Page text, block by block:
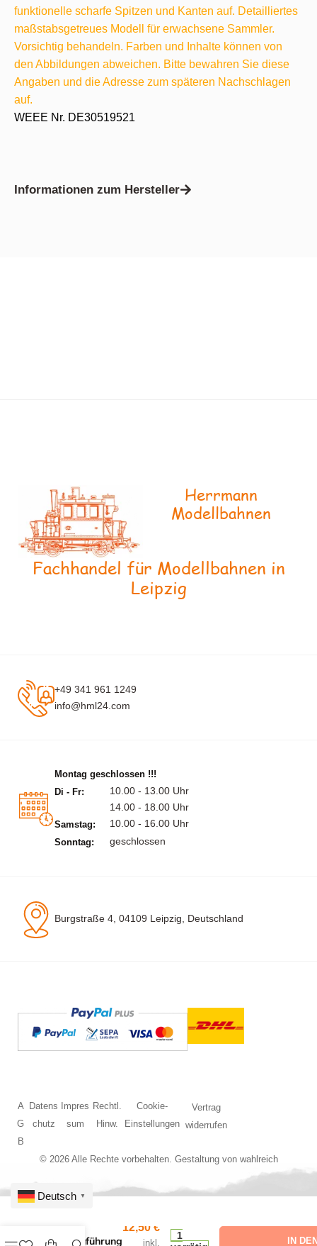
funktionelle scharfe Spitzen und Kanten auf. Detailliertes
maßstabsgetreues Modell für erwachsene Sammler.
Vorsichtig behandeln. Farben und Inhalte können von
den Abbildungen abweichen. Bitte bewahren Sie diese
Angaben und die Adresse zum späteren Nachschlagen
auf.
WEEE Nr. DE30519521
Informationen zum Hersteller
Herrmann
Modellbahnen
Fachhandel für Modellbahnen in
Leipzig
+49 341 961 1249
info@hml24.com
Montag geschlossen !!!
Di - Fr:
10.00 - 13.00 Uhr
14.00 - 18.00 Uhr
Samstag: 10.00 - 16.00 Uhr
Sonntag: geschlossen
Burgstraße 4, 04109 Leipzig, Deutschland
© 2026 Alle Rechte vorbehalten. Gestaltung von wahlreich
A
G
B
Datens
chutz
Impres
sum
Rechtl.
Hinw.
Cookie-
Einstellungen
Vertrag
widerrufen
Stromzuführung
12,50 €
inkl.
1
IN
Deutsch ▼